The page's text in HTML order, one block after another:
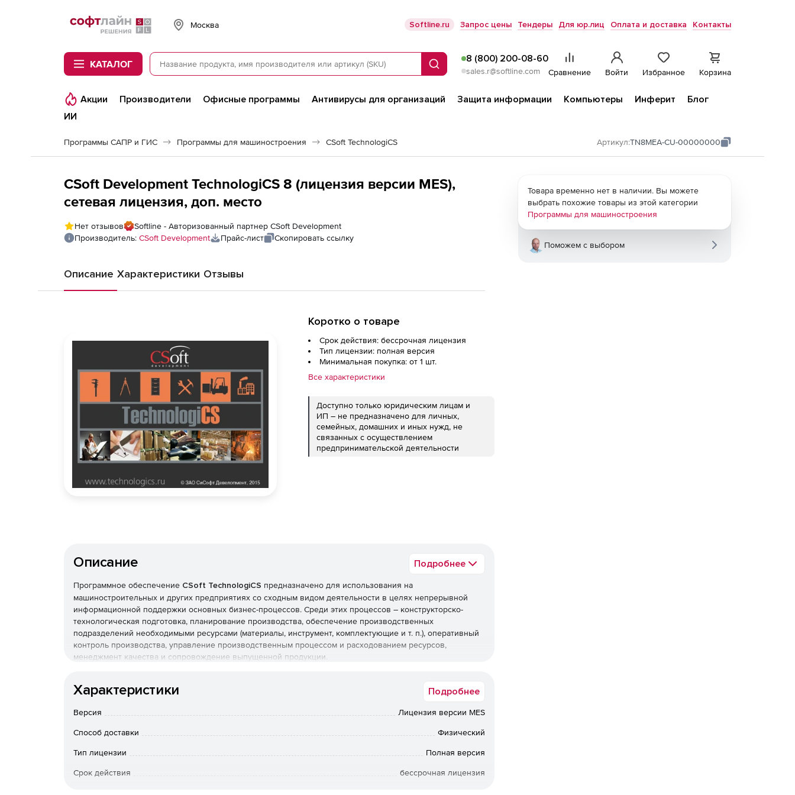
Softline
Москва Softline.ru Запрос цены Тендеры Для юр.лиц Оплата и доставка Контакты
КАТАЛОГ Поиск
8 (800) 200-08-60
sales.r@softline.com Сравнение Войти Избранное Корзина
Акции Производители Офисные программы Антивирусы для организаций Защита информации Компьютеры Инферит
Блог
ИИ
Программы САПР и ГИС Программы для машиностроения CSoft TechnologiCS Артикул:TN8MEA-CU-00000000
CSoft Development TechnologiCS 8 (лицензия версии MES),
сетевая лицензия, доп. место
Нет отзывов
Softline - Авторизованный партнер CSoft Development
Производитель: CSoft Development Прайс-лист Скопировать ссылку
Описание Характеристики Отзывы
Коротко о товаре
Срок действия: бессрочная лицензия
Тип лицензии: полная версия
Минимальная покупка: от 1 шт.
Все характеристики
Доступно только юридическим лицам и
ИП – не предназначено для личных,
семейных, домашних и иных нужд, не
связанных с осуществлением
предпринимательской деятельности
Описание Подробнее
Программное обеспечение CSoft TechnologiCS предназначено для использования на
машиностроительных и других предприятиях со сходным видом деятельности в целях непрерывной
информационной поддержки основных бизнес-процессов. Среди этих процессов – конструкторско-
технологическая подготовка, планирование производства, обеспечение производственных
подразделений необходимыми ресурсами (материалы, инструмент, комплектующие и т. п.), оперативный
контроль производства, управление производственным процессом и расходованием ресурсов,
менеджмент качества и сопровождение выпущенной продукции.
программой и с физически единой базой данных. Тем самым CSoft TechnologiCS обеспечивая
заказчику.
Стандартизация, управление нормативно-справочной информацией
информации. Это набор электронных справочников, описывающих конкретное предприятие. В базе
Характеристики Подробнее
Версия Лицензия версии MES
Способ доставки Физический
Тип лицензии Полная версия
Срок действия бессрочная лицензия
Товара временно нет в наличии. Вы можете
выбрать похожие товары из этой категории
Программы для машиностроения
Поможем с выбором